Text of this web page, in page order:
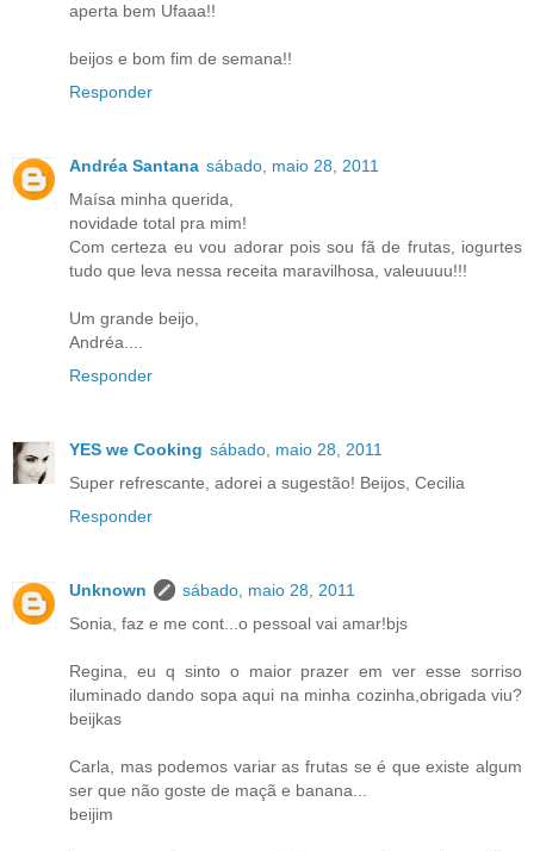
aperta bem Ufaaa!!
beijos e bom fim de semana!!
Responder
Andréa Santana sábado, maio 28, 2011
Maísa minha querida,
novidade total pra mim!
Com certeza eu vou adorar pois sou fã de frutas, iogurtes
tudo que leva nessa receita maravilhosa, valeuuuu!!!
Um grande beijo,
Andréa....
Responder
YES we Cooking sábado, maio 28, 2011
Super refrescante, adorei a sugestão! Beijos, Cecilia
Responder
Unknown
sábado, maio 28, 2011
Sonia, faz e me cont...o pessoal vai amar!bjs
Regina, eu q sinto o maior prazer em ver esse sorriso
iluminado dando sopa aqui na minha cozinha,obrigada viu?
beijkas
Carla, mas podemos variar as frutas se é que existe algum
ser que não goste de maçã e banana...
beijim